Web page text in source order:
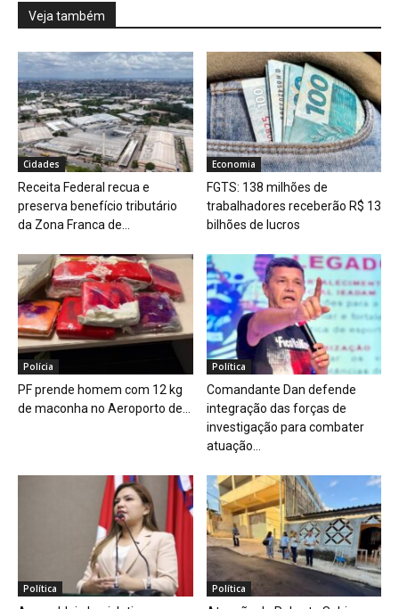
Veja também
Cidades
Receita Federal recua e
preserva benefício tributário
da Zona Franca de...
Economia
FGTS: 138 milhões de
trabalhadores receberão R$ 13
bilhões de lucros
Polícia
PF prende homem com 12 kg
de maconha no Aeroporto de...
Política
Comandante Dan defende
integração das forças de
investigação para combater
atuação...
Política Política